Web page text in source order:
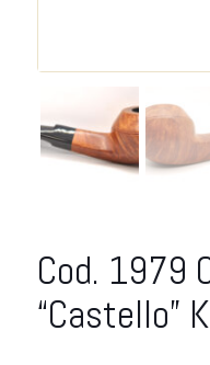
Cod. 1979
“Castello”